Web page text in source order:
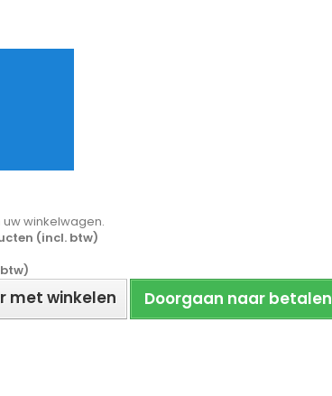
uw winkelwagen.
(incl. btw)
met winkelen Doorgaan naar betalen